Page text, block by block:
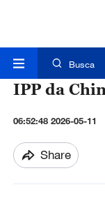
Busca
IPP da
06:52:48 2026-05-11
Share